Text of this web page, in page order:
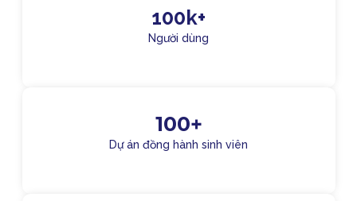
100k+
Người dùng
100+
Dự án đồng hành sinh viên